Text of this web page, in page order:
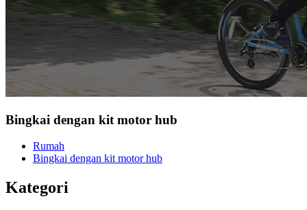
Bingkai dengan kit motor hub
Rumah
Bingkai dengan kit motor hub
Kategori